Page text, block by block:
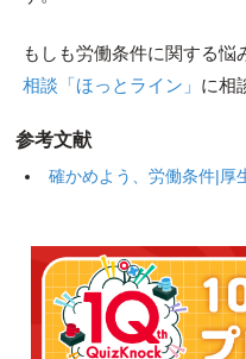
もしも労働条件に関する悩
相談「ほっとライン」 に相
参考文献
確かめよう、労働条件|厚